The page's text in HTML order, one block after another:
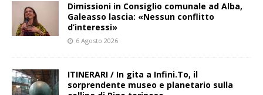
Dimissioni in Consiglio comunale ad Alba,
Galeasso lascia: «Nessun conflitto
d’interessi»
6 Agosto 2026
ITINERARI / In gita a Infini.To, il
sorprendente museo e planetario sulla